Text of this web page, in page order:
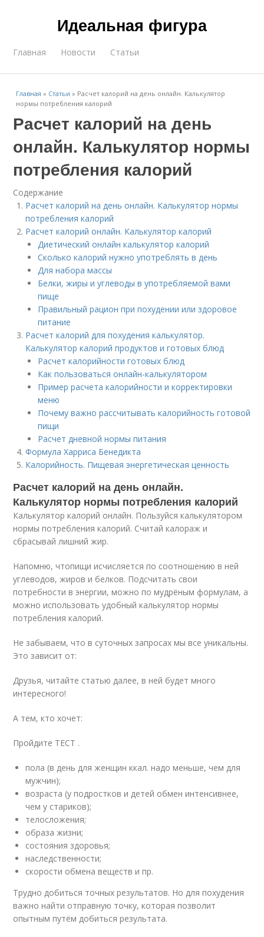
Идеальная фигура
Главная Новости Статьи
Главная » Статьи » Расчет калорий на день онлайн. Калькулятор
нормы потребления калорий
Расчет калорий на день
онлайн. Калькулятор нормы
потребления калорий
Содержание
Расчет калорий на день онлайн. Калькулятор нормы
потребления калорий
Расчет калорий онлайн. Калькулятор калорий
Диетический онлайн калькулятор калорий
Сколько калорий нужно употреблять в день
Для набора массы
Белки, жиры и углеводы в употребляемой вами
пище
Правильный рацион при похудении или здоровое
питание
Расчет калорий для похудения калькулятор.
Калькулятор калорий продуктов и готовых блюд
Расчет калорийности готовых блюд
Как пользоваться онлайн-калькулятором
Пример расчета калорийности и корректировки
меню
Почему важно рассчитывать калорийность готовой
пищи
Расчет дневной нормы питания
Формула Харриса Бенедикта
Калорийность. Пищевая энергетическая ценность
Расчет калорий на день онлайн.
Калькулятор нормы потребления калорий
Калькулятор калорий онлайн. Пользуйся калькулятором
нормы потребления калорий. Считай калораж и
сбрасывай лишний жир.
Напомню, чтопищи исчисляется по соотношению в ней
углеводов, жиров и белков. Подсчитать свои
потребности в энергии, можно по мудрёным формулам, а
можно использовать удобный калькулятор нормы
потребления калорий.
Не забываем, что в суточных запросах мы все уникальны.
Это зависит от:
Друзья, читайте статью далее, в ней будет много
интересного!
А тем, кто хочет:
Пройдите ТЕСТ .
пола (в день для женщин ккал. надо меньше, чем для
мужчин);
возраста (у подростков и детей обмен интенсивнее,
чем у стариков);
телосложения;
образа жизни;
состояния здоровья;
наследственности;
скорости обмена веществ и пр.
Трудно добиться точных результатов. Но для похудения
важно найти отправную точку, которая позволит
опытным путём добиться результата.